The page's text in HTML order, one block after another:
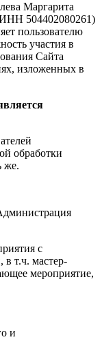
Маргарита
504402080261)
пользователю
участия в
Сайта
изложенных в
обработки
же.
с
т.ч. мастер-
мероприятие,
и